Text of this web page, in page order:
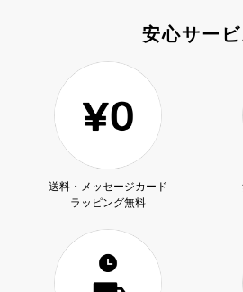
安心サービ
送料・メッセージカード
ラッピング無料